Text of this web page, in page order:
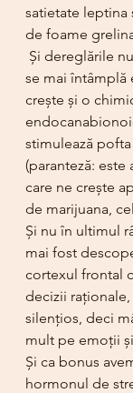
satietate leptina
de foame
se mai întâmplă
crește și o
stimulează
(paranteză: este
care ne crește
de marijuana,
Și nu în ultimul
mai fost
cortexul frontal
decizii
silențios, deci
mult pe emoții
Și ca bonus
hormonul de